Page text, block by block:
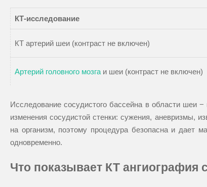
КТ-исследование
КТ артерий шеи (контраст не включен)
Артерий головного мозга и шеи (контраст не включен)
Исследование сосудистого бассейна в области шеи
изменения сосудистой стенки: сужения, аневризмы,
на организм, поэтому процедура безопасна и дает
одновременно.
Что показывает КТ ангиография